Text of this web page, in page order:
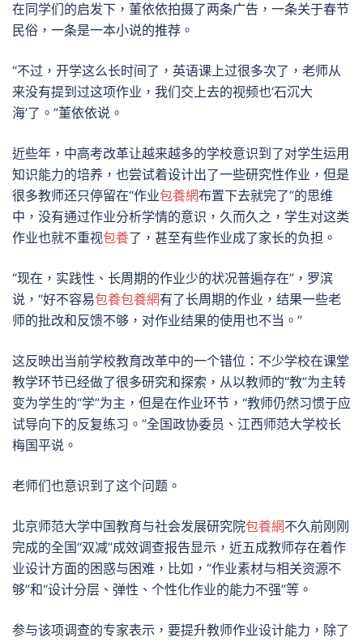
在同学们的启发下，董依依拍摄了两条广告，一条关于春节
民俗，一条是一本小说的推荐。
“不过，开学这么长时间了，英语课上过很多次了，老师从
来没有提到过这项作业，我们交上去的视频也‘石沉大
海’了。”董依依说。
近些年，中高考改革让越来越多的学校意识到了对学生运用
知识能力的培养，也尝试着设计出了一些研究性作业，但是
很多教师还只停留在“作业包養網布置下去就完了”的思维
中，没有通过作业分析学情的意识，久而久之，学生对这类
作业也就不重视包養了，甚至有些作业成了家长的负担。
“现在，实践性、长周期的作业少的状况普遍存在”，罗滨
说，“好不容易包養包養網有了长周期的作业，结果一些老
师的批改和反馈不够，对作业结果的使用也不当。”
这反映出当前学校教育改革中的一个错位：不少学校在课堂
教学环节已经做了很多研究和探索，从以教师的“教”为主转
变为学生的“学”为主，但是在作业环节，“教师仍然习惯于应
试导向下的反复练习。”全国政协委员、江西师范大学校长
梅国平说。
老师们也意识到了这个问题。
北京师范大学中国教育与社会发展研究院包養網不久前刚刚
完成的全国“双减”成效调查报告显示，近五成教师存在着作
业设计方面的困惑与困难，比如，“作业素材与相关资源不
够”和“设计分层、弹性、个性化作业的能力不强”等。
参与该项调查的专家表示，要提升教师作业设计能力，除了